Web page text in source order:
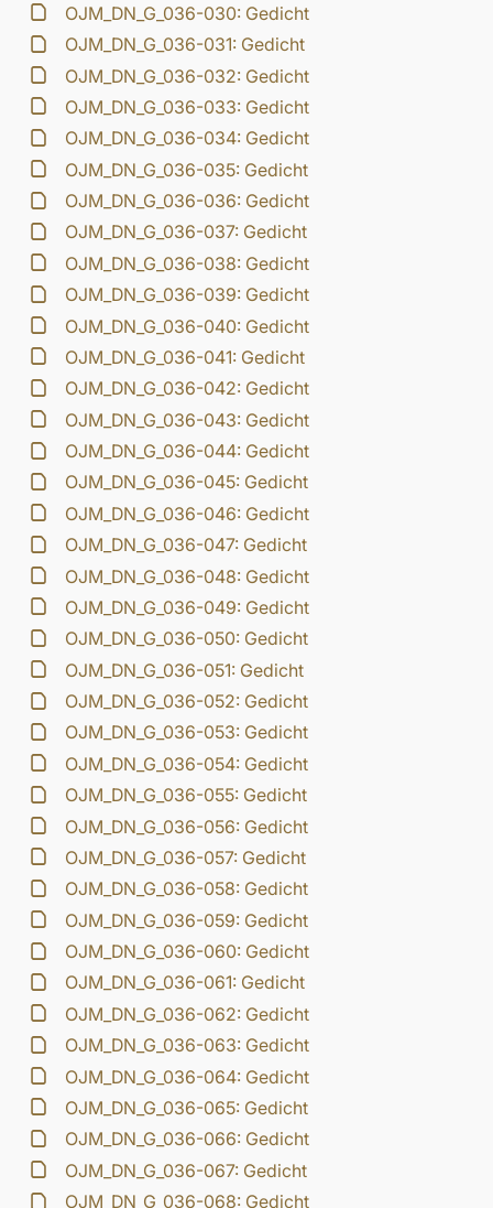
OJM_DN_G_036-030: Gedicht
OJM_DN_G_036-031: Gedicht
OJM_DN_G_036-032: Gedicht
OJM_DN_G_036-033: Gedicht
OJM_DN_G_036-034: Gedicht
OJM_DN_G_036-035: Gedicht
OJM_DN_G_036-036: Gedicht
OJM_DN_G_036-037: Gedicht
OJM_DN_G_036-038: Gedicht
OJM_DN_G_036-039: Gedicht
OJM_DN_G_036-040: Gedicht
OJM_DN_G_036-041: Gedicht
OJM_DN_G_036-042: Gedicht
OJM_DN_G_036-043: Gedicht
OJM_DN_G_036-044: Gedicht
OJM_DN_G_036-045: Gedicht
OJM_DN_G_036-046: Gedicht
OJM_DN_G_036-047: Gedicht
OJM_DN_G_036-048: Gedicht
OJM_DN_G_036-049: Gedicht
OJM_DN_G_036-050: Gedicht
OJM_DN_G_036-051: Gedicht
OJM_DN_G_036-052: Gedicht
OJM_DN_G_036-053: Gedicht
OJM_DN_G_036-054: Gedicht
OJM_DN_G_036-055: Gedicht
OJM_DN_G_036-056: Gedicht
OJM_DN_G_036-057: Gedicht
OJM_DN_G_036-058: Gedicht
OJM_DN_G_036-059: Gedicht
OJM_DN_G_036-060: Gedicht
OJM_DN_G_036-061: Gedicht
OJM_DN_G_036-062: Gedicht
OJM_DN_G_036-063: Gedicht
OJM_DN_G_036-064: Gedicht
OJM_DN_G_036-065: Gedicht
OJM_DN_G_036-066: Gedicht
OJM_DN_G_036-067: Gedicht
OJM_DN_G_036-068: Gedicht